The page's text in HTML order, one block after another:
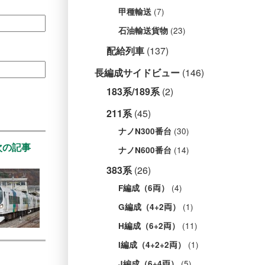
の記事
甲種輸送 (7)
石油輸送貨物 (23)
配給列車 (137)
長編成サイドビュー (146)
183系/189系(2)
211系(45)
ナノN300番台 (30)
ナノN600番台 (14)
383系(26)
F編成（6両） (4)
G編成（4+2両） (1)
H編成（6+2両） (11)
I編成（4+2+2両） (1)